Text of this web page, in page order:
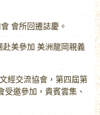
會所回遷誌慶。
美參加 美洲龍岡親義
經交流協會，第四屆第
邀參加，貴賓雲集、